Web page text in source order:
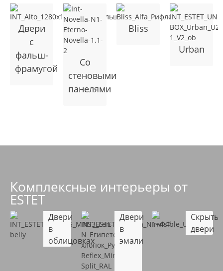
Двери
с
фальш-
фрамугой
Cо
стеновыми
панелями
Bliss
Urban
Комплексные интерьеры от
ESTET
Двери
в
облицовках
Двери
в
эмали
двери